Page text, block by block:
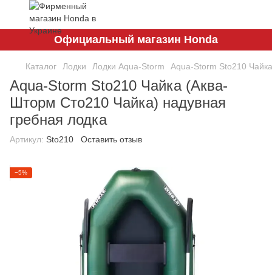
Официальный магазин Honda
Каталог Лодки Лодки Aqua-Storm Aqua-Storm Sto210
Aqua-Storm Sto210 Чайка (Аква-
Шторм Сто210 Чайка) надувная
гребная лодка
Артикул: Sto210 Оставить отзыв
−5%